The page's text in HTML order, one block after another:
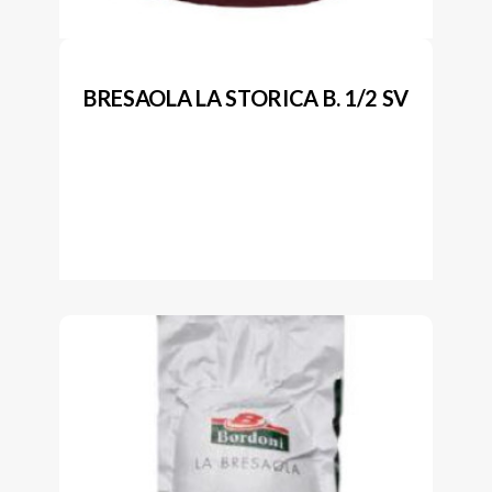
BRESAOLA LA STORICA B. 1/2 SV